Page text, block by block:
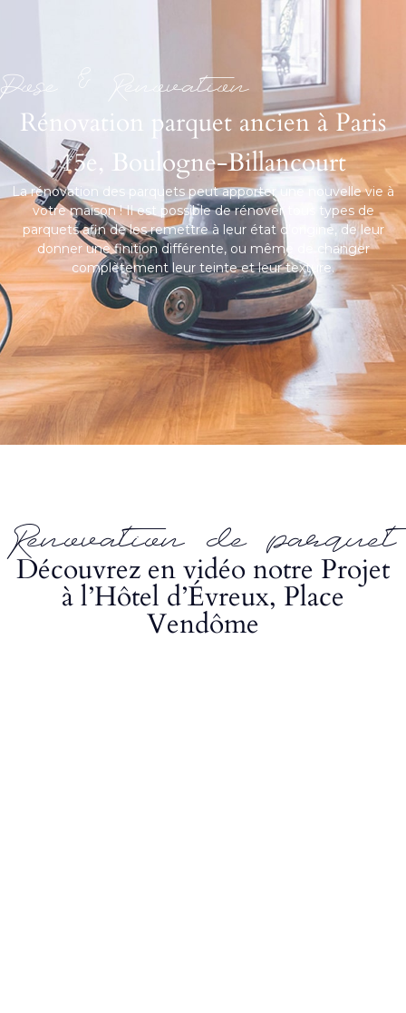
PRENDRE RDV
Pose & Renovation
Rénovation parquet ancien à Paris
15e, Boulogne-Billancourt
La rénovation des parquets peut apporter une nouvelle vie à
votre maison ! Il est possible de rénover tous types de
parquets afin de les remettre à leur état d’origine, de leur
donner une finition différente, ou même de changer
complètement leur teinte et leur texture.
Renovation de parquet
Découvrez en vidéo notre Projet
à l’Hôtel d’Évreux, Place
Vendôme